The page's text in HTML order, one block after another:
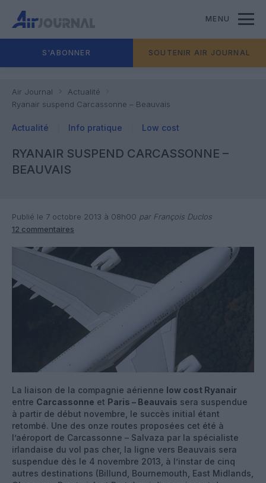
MENU
S'ABONNER SOUTENIR AIR JOURNAL
Air Journal
Actualité
Ryanair suspend Carcassonne – Beauvais
Actualité Info pratique Low cost
RYANAIR SUSPEND CARCASSONNE –
BEAUVAIS
Publié le 7 octobre 2013 à 08h00 par François Duclos
12 commentaires
La liaison de la compagnie aérienne low cost Ryanair
entre Carcassonne et Paris – Beauvais sera suspendue
à partir de début novembre, le succès initial étant
retombé. Une des onze routes proposées cet été à
l’aéroport de Carcassonne – Salvaza par la spécialiste
irlandaise du vol pas cher, la ligne vers Beauvais sera
suspendue dès le 4 novembre 2013, à l’instar de cinq
autres destinations (Billund, Bournemouth, East Midlands,